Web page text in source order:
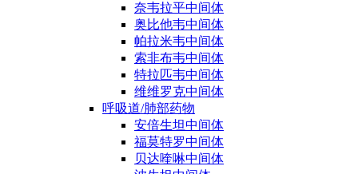
奈韦拉平中间体
奥比他韦中间体
帕拉米韦中间体
索非布韦中间体
特拉匹韦中间体
维维罗克中间体
呼吸道/肺部药物
安倍生坦中间体
福莫特罗中间体
贝达喹啉中间体